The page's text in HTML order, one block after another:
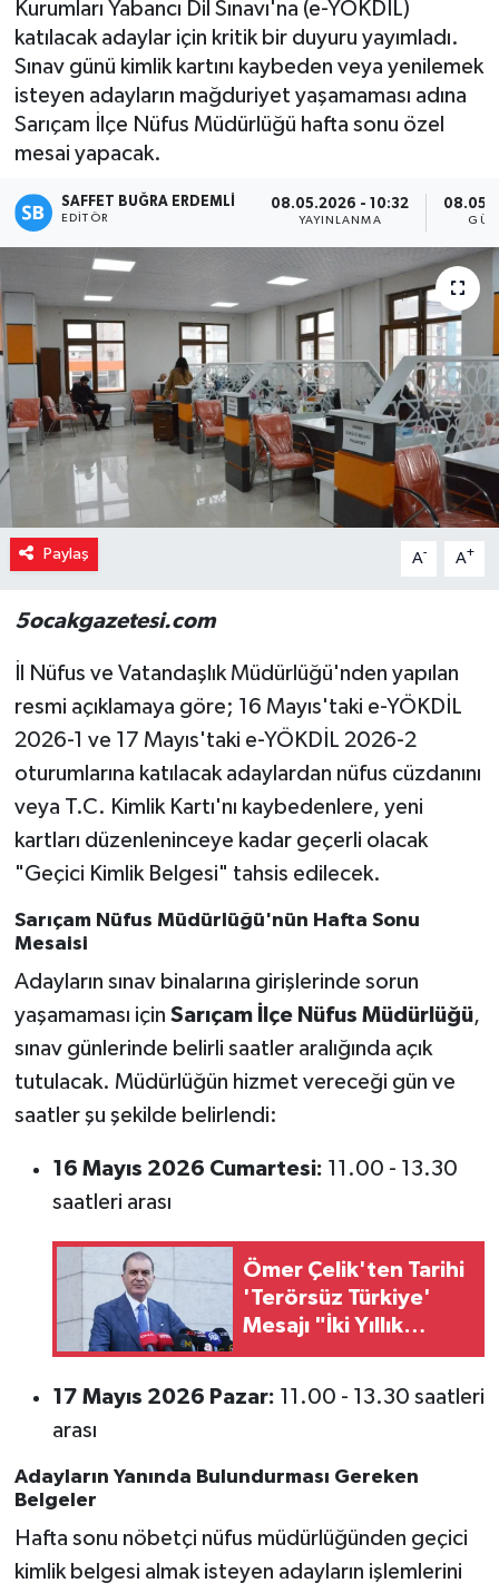
Kurumları Yabancı Dil Sınavı'na (e-YÖKDİL)
katılacak adaylar için kritik bir duyuru yayımladı.
Sınav günü kimlik kartını kaybeden veya yenilemek
isteyen adayların mağduriyet yaşamaması adına
Sarıçam İlçe Nüfus Müdürlüğü hafta sonu özel
mesai yapacak.
SAFFET BUĞRA ERDEMLI
EDITÖR
08.05.2026 - 10:32
YAYINLANMA
Paylaş A- A+
5ocakgazetesi.com
İl Nüfus ve Vatandaşlık Müdürlüğü'nden yapılan
resmi açıklamaya göre; 16 Mayıs'taki e-YÖKDİL
2026-1 ve 17 Mayıs'taki e-YÖKDİL 2026-2
oturumlarına katılacak adaylardan nüfus cüzdanını
veya T.C. Kimlik Kartı'nı kaybedenlere, yeni
kartları düzenleninceye kadar geçerli olacak
"Geçici Kimlik Belgesi" tahsis edilecek.
Sarıçam Nüfus Müdürlüğü'nün Hafta Sonu
Mesaisi
Adayların sınav binalarına girişlerinde sorun
yaşamaması için Sarıçam İlçe Nüfus Müdürlüğü,
sınav günlerinde belirli saatler aralığında açık
tutulacak. Müdürlüğün hizmet vereceği gün ve
saatler şu şekilde belirlendi:
16 Mayıs 2026 Cumartesi: 11.00 - 13.30
saatleri arası
Ömer Çelik'ten Tarihi
'Terörsüz Türkiye'
Mesajı "İki Yıllık
Sürecin En Önemli
17 Mayıs 2026 Pazar: 11.00 - 13.30 saatleri
arası
Adayların Yanında Bulundurması Gereken
Belgeler
Hafta sonu nöbetçi nüfus müdürlüğünden geçici
kimlik belgesi almak isteyen adayların işlemlerini